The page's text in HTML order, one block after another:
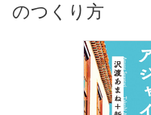
のつくり方